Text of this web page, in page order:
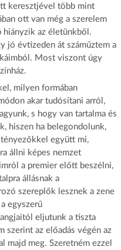
keresztjével több mint
ott van még a szerelem
hiányzik az életünkből.
jó évtizeden át száműztem a
Most viszont úgy
milyen formában
akar tudósítani arról,
s hogy van tartalma és
hiszen ha belegondolunk,
együtt mi,
állni képes nemzet
a premier előtt beszélni,
állásnak a
szereplők lesznek a zene
egyszerű
eljutunk a tiszta
szerint az előadás végén az
majd meg. Szeretném ezzel